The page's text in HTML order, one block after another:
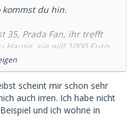
kommst du hin.
35, Prada Fan, ihr trefft
sie will 1000 Euro
Puerto Rico.
Regenwald.
im Monat.
scheint mir schon sehr
auch irren. Ich habe nicht
und ich wohne in